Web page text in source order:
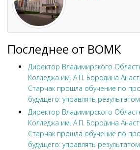
Последнее от ВОМК
Директор Владимирского
Колледжа им. А.П. Бородина
Старчак прошла обучение по
будущего: управлять
Директор Владимирского
Колледжа им. А.П. Бородина
Старчак прошла обучение по
будущего: управлять